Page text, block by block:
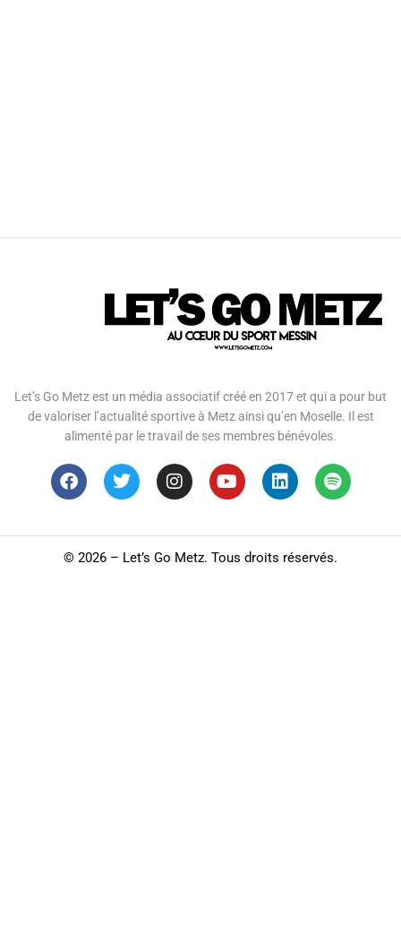
Let’s Go Metz est un média associatif créé en 2017 et qui a pour but
de valoriser l’actualité sportive à Metz ainsi qu’en Moselle. Il est
alimenté par le travail de ses membres bénévoles.
© 2026 – Let’s Go Metz. Tous droits réservés.